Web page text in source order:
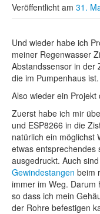
Veröffentlicht am 31.
Und wieder habe ich
meiner Regenwasser
Abstandssensor in der
die im Pumpenhaus ist.
Also wieder ein
Zuerst habe ich mir
und ESP8266 in die
natürlich ein möglichst
etwas entsprechendes
ausgedruckt. Auch
Gewindestangen beim
immer im Weg. Darum
so dass ich mein
der Rohre befestigen